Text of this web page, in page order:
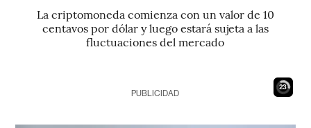
La criptomoneda comienza con un valor de 10
centavos por dólar y luego estará sujeta a las
fluctuaciones del mercado
22
PUBLICIDAD